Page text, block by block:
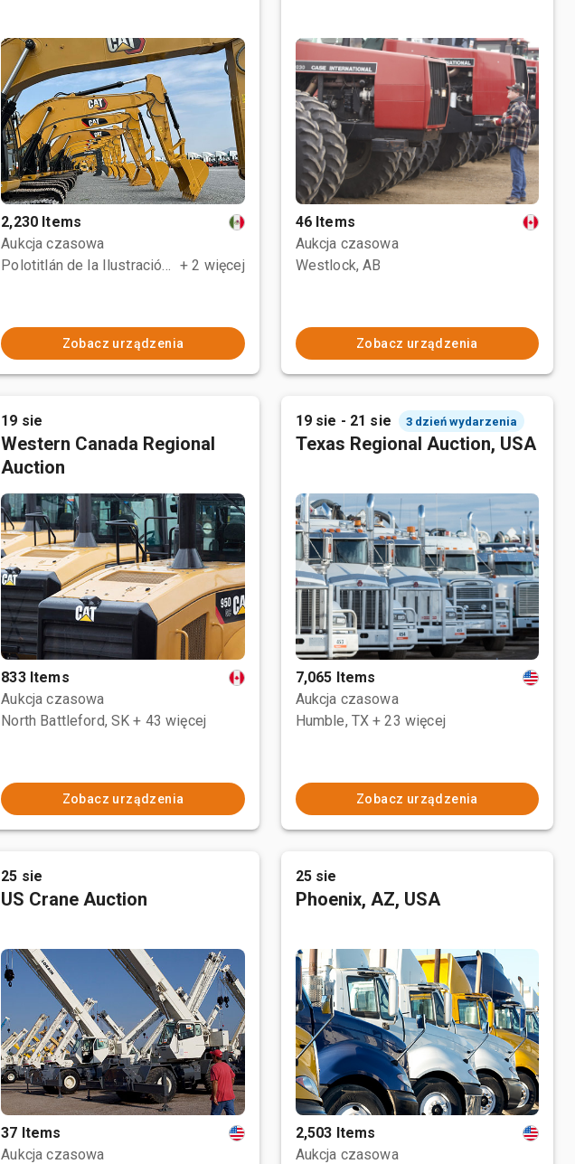
2,230 Items
Aukcja czasowa
Polotitlán de la Ilustración, MEX + 2 więcej
Zobacz urządzenia
46 Items
Aukcja czasowa
Westlock, AB
Zobacz urządzenia
19 sie
Western Canada Regional
Auction
833 Items
Aukcja czasowa
North Battleford, SK + 43 więcej
Zobacz urządzenia
19 sie - 21 sie 3 dzień wydarzenia
Texas Regional Auction, USA
7,065 Items
Aukcja czasowa
Humble, TX + 23 więcej
Zobacz urządzenia
25 sie
US Crane Auction
37 Items
Aukcja czasowa
25 sie
Phoenix, AZ, USA
2,503 Items
Aukcja czasowa